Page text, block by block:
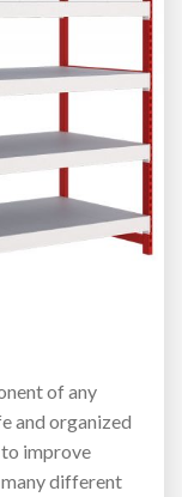
of any
and organized
improve
different